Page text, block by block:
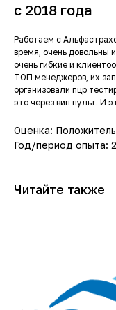
с 2018 года
Работаем с
время, очень довольны
очень гибкие и
ТОП менеджеров, их
организовали пцр
это через вип пульт. И
Оценка:
Год/период опыта:
Читайте также